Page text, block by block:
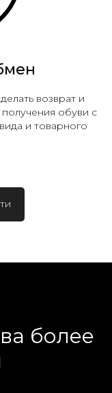
возврат и
обуви с
и товарного
более